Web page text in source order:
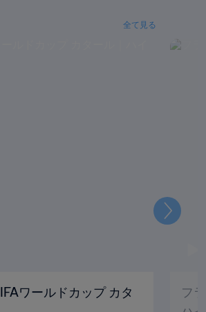
全て見る
ワールドカップ カタ
フ
次